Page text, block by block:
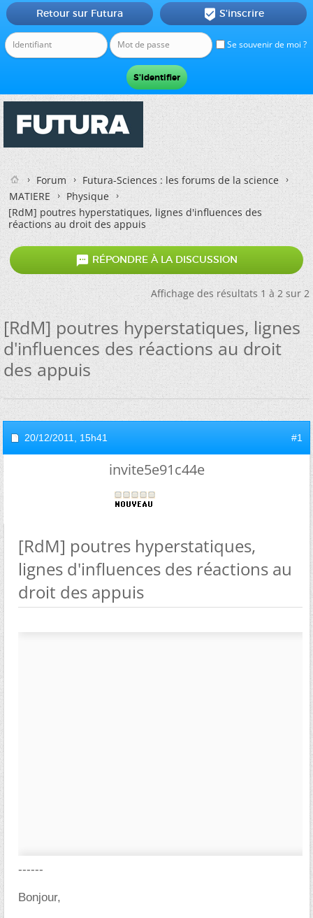
Se souvenir de moi ?
Retour sur Futura  S'inscrire
Forum
Futura-Sciences : les forums de la science
MATIERE
Physique
[RdM] poutres hyperstatiques, lignes d'influences des
réactions au droit des appuis
 RÉPONDRE À LA DISCUSSION
Affichage des résultats 1 à 2 sur 2
[RdM] poutres hyperstatiques, lignes
d'influences des réactions au droit
des appuis
20/12/2011, 15h41 #1
invite5e91c44e
[RdM] poutres hyperstatiques,
lignes d'influences des réactions au
droit des appuis
------
Bonjour,